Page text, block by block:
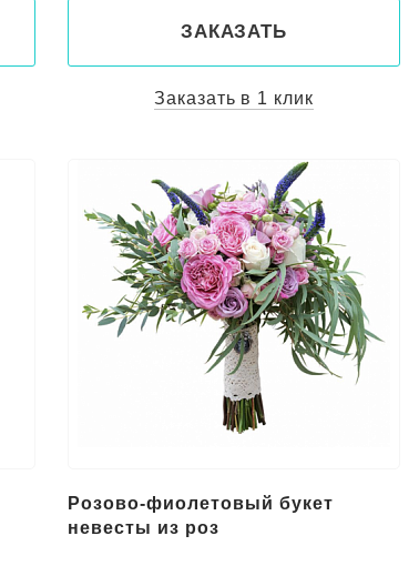
ЗАКАЗАТЬ
Заказать в 1 клик
Розово-фиолетовый букет
невесты из роз